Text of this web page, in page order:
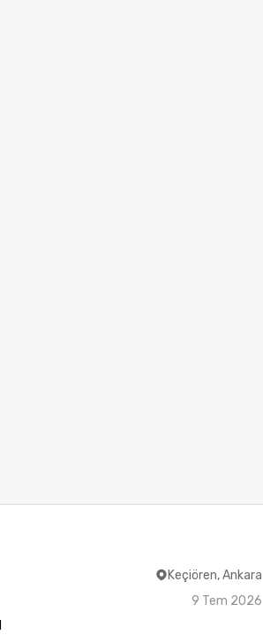
Keçiören, Ankara
9 Tem 2026